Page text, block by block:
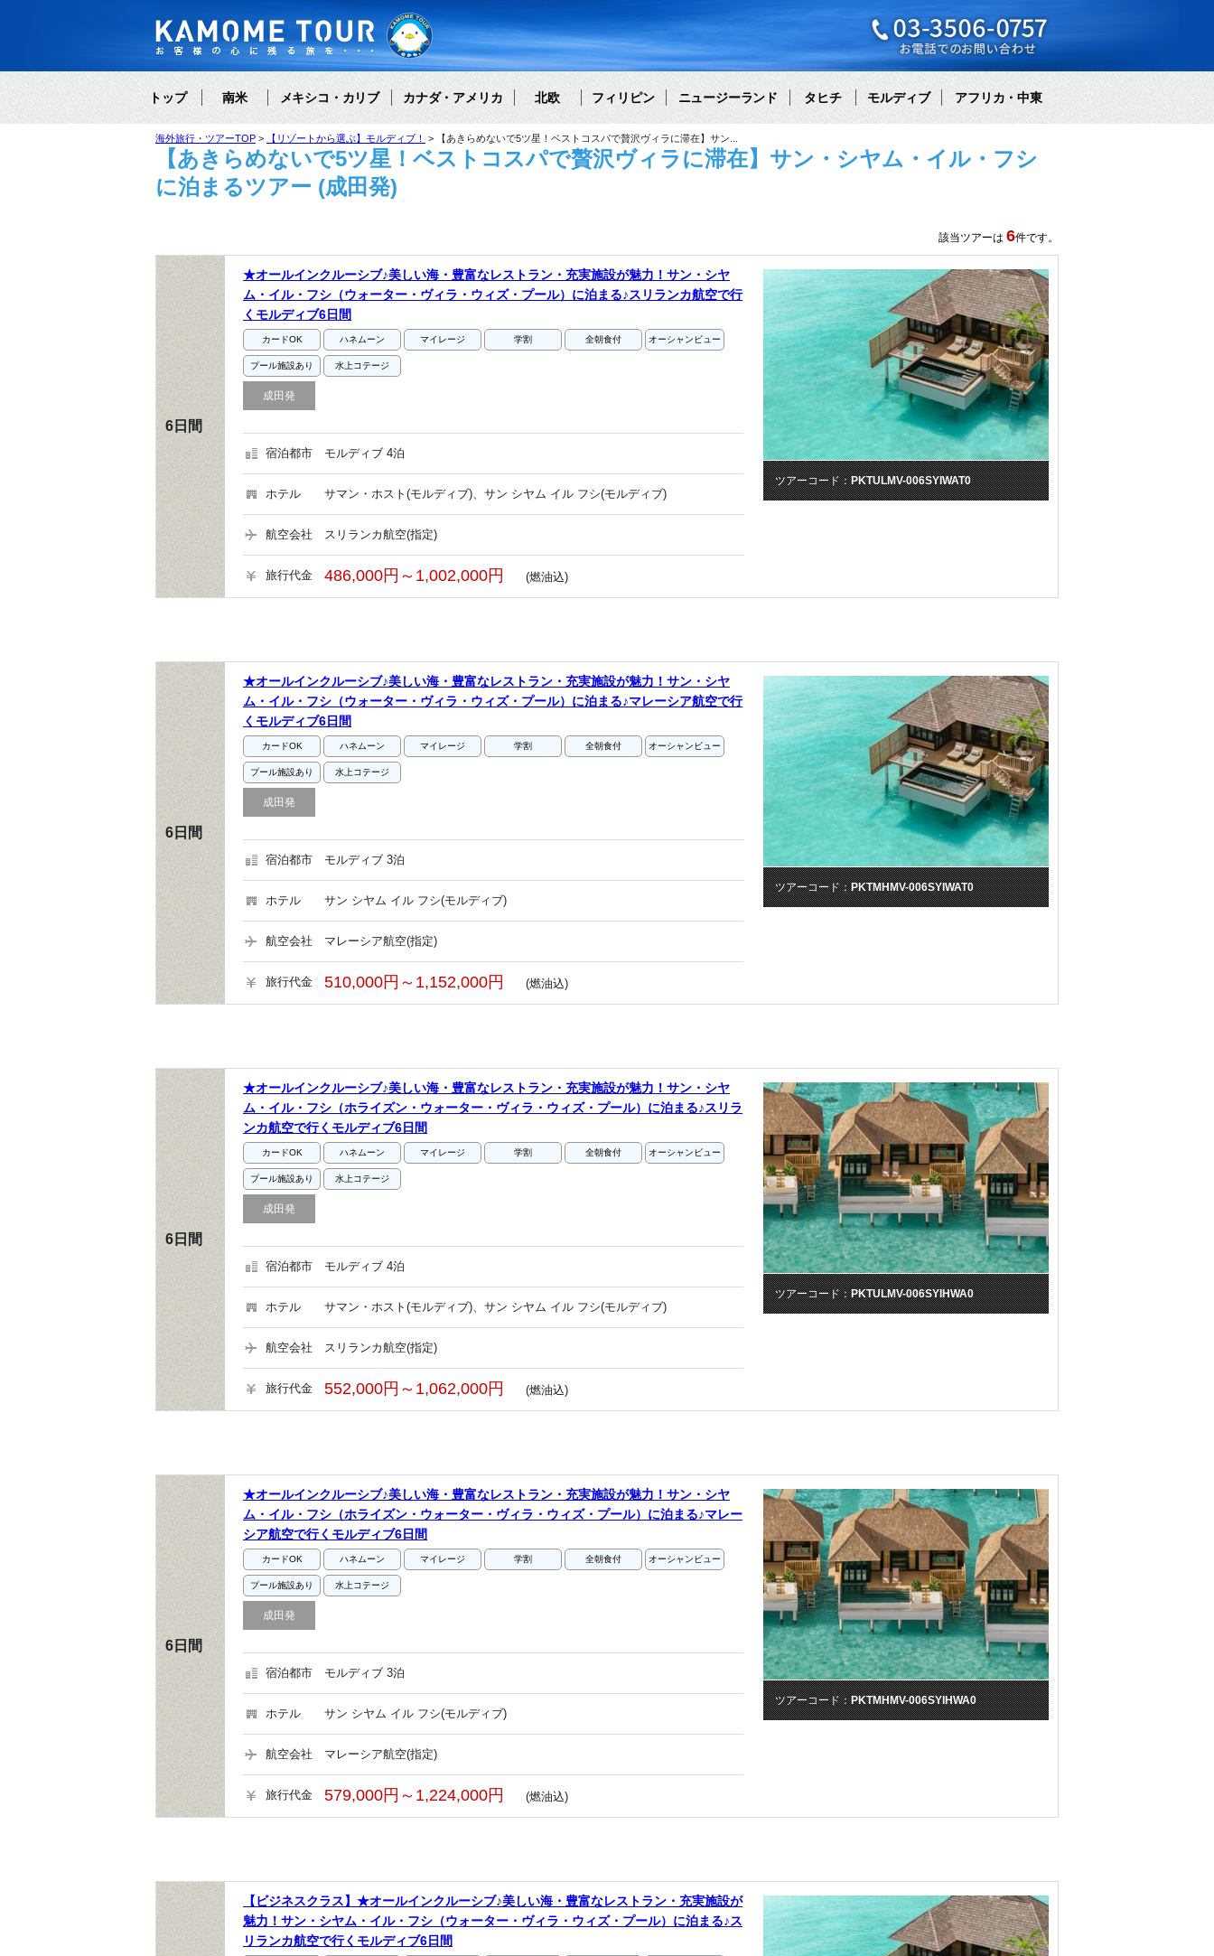
トップ 南米 メキシコ・カリブ カナダ・アメリカ 北欧 フィリピン ニュージーランド タヒチ モルディブ アフリカ・中東
海外旅行・ツアーTOP 【リゾートから選ぶ】モルディブ！ 【あきらめないで5ツ星！ベストコスパで贅沢ヴィラに滞在】サン...
【あきらめないで5ツ星！ベストコスパで贅沢ヴィラに滞在】サン・シヤム・イル・フシ
に泊まるツアー (成田発)
該当ツアーは 6件です。
6日間
★オールインクルーシブ♪美しい海・豊富なレストラン・充実施設が魅力！サン・シヤ
ム・イル・フシ（ウォーター・ヴィラ・ウィズ・プール）に泊まる♪スリランカ航空で行
くモルディブ6日間
カードOK ハネムーン マイレージ 学割 全朝食付 オーシャンビュー
プール施設あり 水上コテージ
成田発
宿泊都市 モルディブ 4泊
ホテル サマン・ホスト(モルディブ)、サン シヤム イル フシ(モルディブ)
航空会社 スリランカ航空(指定)
旅行代金 486,000円～1,002,000円 (燃油込)
ツアーコード：PKTULMV-006SYIWAT0
6日間
★オールインクルーシブ♪美しい海・豊富なレストラン・充実施設が魅力！サン・シヤ
ム・イル・フシ（ウォーター・ヴィラ・ウィズ・プール）に泊まる♪マレーシア航空で行
くモルディブ6日間
カードOK ハネムーン マイレージ 学割 全朝食付 オーシャンビュー
プール施設あり 水上コテージ
成田発
宿泊都市 モルディブ 3泊
ホテル サン シヤム イル フシ(モルディブ)
航空会社 マレーシア航空(指定)
旅行代金 510,000円～1,152,000円 (燃油込)
ツアーコード：PKTMHMV-006SYIWAT0
6日間
★オールインクルーシブ♪美しい海・豊富なレストラン・充実施設が魅力！サン・シヤ
ム・イル・フシ（ホライズン・ウォーター・ヴィラ・ウィズ・プール）に泊まる♪スリラ
ンカ航空で行くモルディブ6日間
カードOK ハネムーン マイレージ 学割 全朝食付 オーシャンビュー
プール施設あり 水上コテージ
成田発
宿泊都市 モルディブ 4泊
ホテル サマン・ホスト(モルディブ)、サン シヤム イル フシ(モルディブ)
航空会社 スリランカ航空(指定)
旅行代金 552,000円～1,062,000円 (燃油込)
ツアーコード：PKTULMV-006SYIHWA0
6日間
★オールインクルーシブ♪美しい海・豊富なレストラン・充実施設が魅力！サン・シヤ
ム・イル・フシ（ホライズン・ウォーター・ヴィラ・ウィズ・プール）に泊まる♪マレー
シア航空で行くモルディブ6日間
カードOK ハネムーン マイレージ 学割 全朝食付 オーシャンビュー
プール施設あり 水上コテージ
成田発
宿泊都市 モルディブ 3泊
ホテル サン シヤム イル フシ(モルディブ)
航空会社 マレーシア航空(指定)
旅行代金 579,000円～1,224,000円 (燃油込)
ツアーコード：PKTMHMV-006SYIHWA0
【ビジネスクラス】★オールインクルーシブ♪美しい海・豊富なレストラン・充実施設が
魅力！サン・シヤム・イル・フシ（ウォーター・ヴィラ・ウィズ・プール）に泊まる♪ス
リランカ航空で行くモルディブ6日間